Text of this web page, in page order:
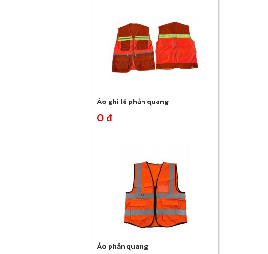
Áo ghi lê phản quang
0 đ
Áo phản quang